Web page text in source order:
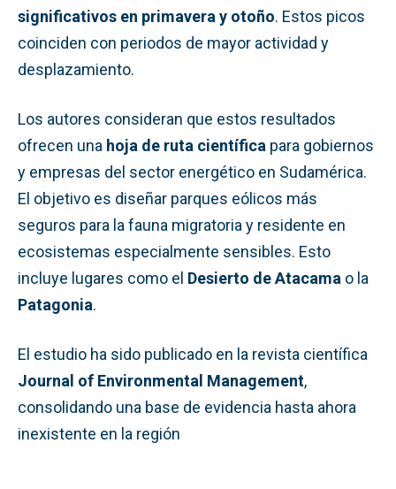
significativos en primavera y otoño. Estos picos
coinciden con periodos de mayor actividad y
desplazamiento.
Los autores consideran que estos resultados
ofrecen una hoja de ruta científica para gobiernos
y empresas del sector energético en Sudamérica.
El objetivo es diseñar parques eólicos más
seguros para la fauna migratoria y residente en
ecosistemas especialmente sensibles. Esto
incluye lugares como el Desierto de Atacama o la
Patagonia.
El estudio ha sido publicado en la revista científica
Journal of Environmental Management,
consolidando una base de evidencia hasta ahora
inexistente en la región